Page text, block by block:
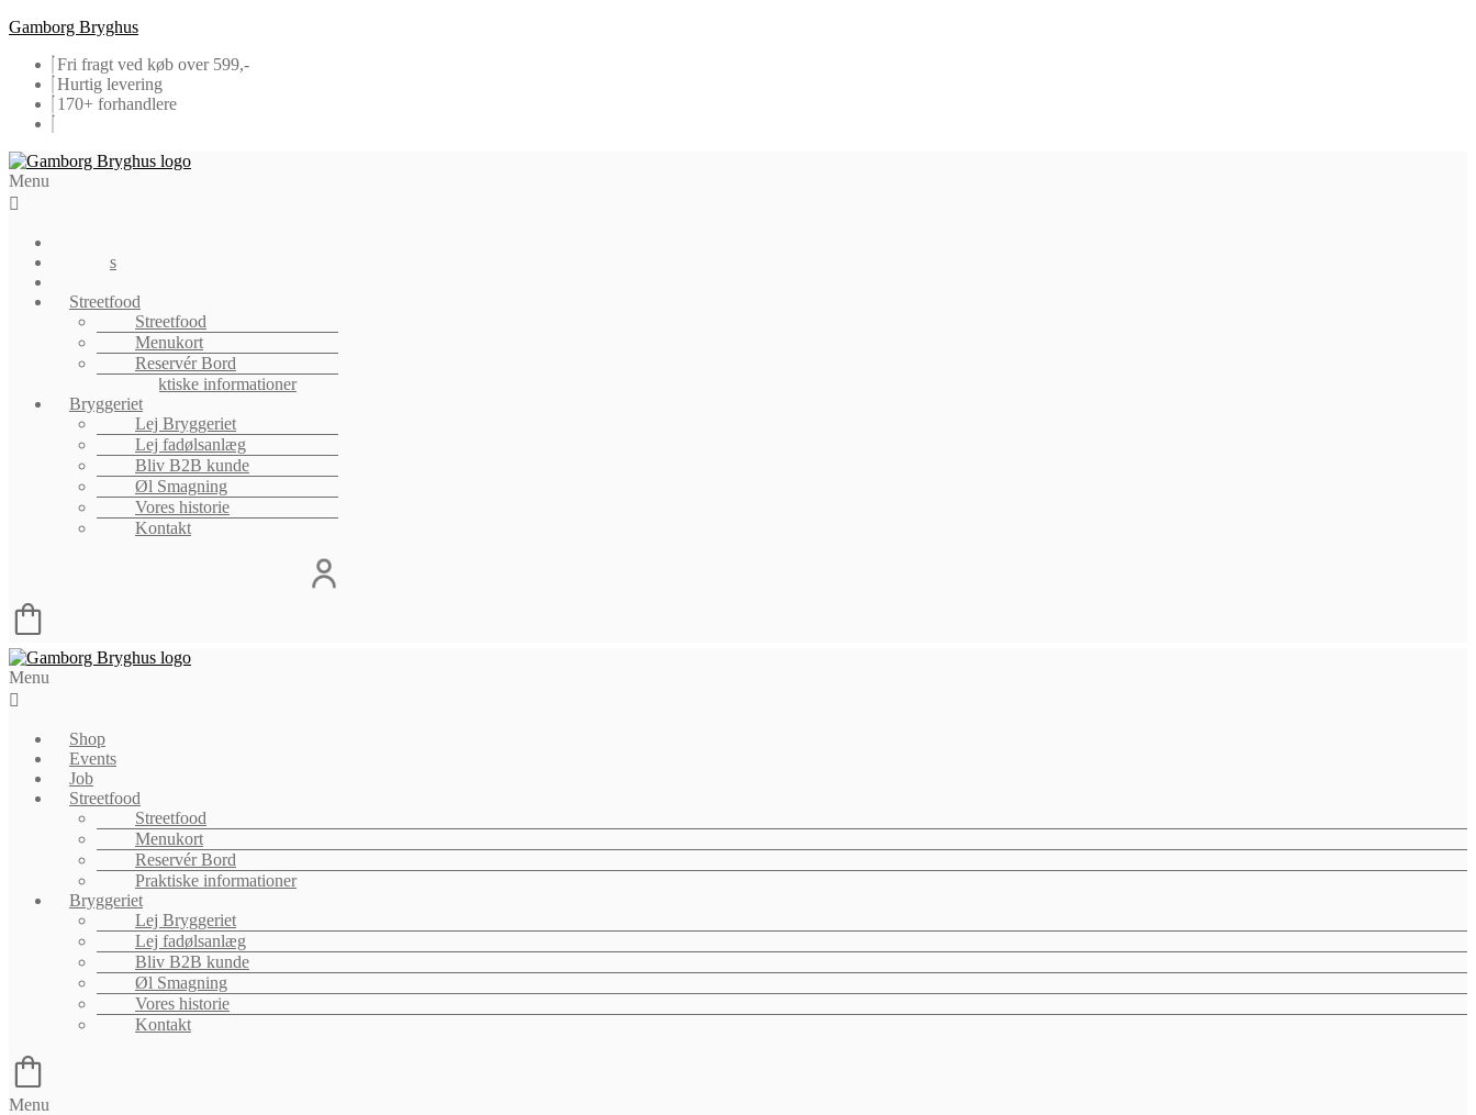
Gamborg Bryghus
Fri fragt ved køb over 599,-
Hurtig levering
170+ forhandlere
Menu
Events
Streetfood
Streetfood
Menukort
Reservér Bord
Praktiske informationer
Bryggeriet
Lej Bryggeriet
Lej fadølsanlæg
Bliv B2B kunde
Øl Smagning
Vores historie
Kontakt
Menu
Shop
Events
Job
Streetfood
Streetfood
Menukort
Reservér Bord
Praktiske informationer
Bryggeriet
Lej Bryggeriet
Lej fadølsanlæg
Bliv B2B kunde
Øl Smagning
Vores historie
Kontakt
Menu